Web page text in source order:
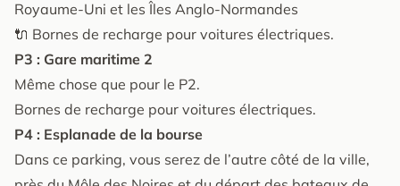
Royaume-Uni et les Îles Anglo-Normandes
🔌 Bornes de recharge pour voitures électriques.
P3 : Gare maritime 2
Même chose que pour le P2.
Bornes de recharge pour voitures électriques.
P4 : Esplanade de la bourse
Dans ce parking, vous serez de l’autre côté de la ville,